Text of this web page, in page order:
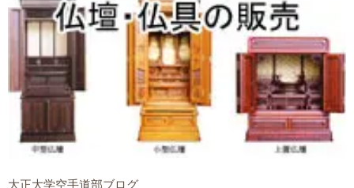
大正大学空手道部ブログ